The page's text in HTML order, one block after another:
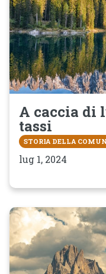
A caccia di
tassi
STORIA DELLA
lug 1, 2024